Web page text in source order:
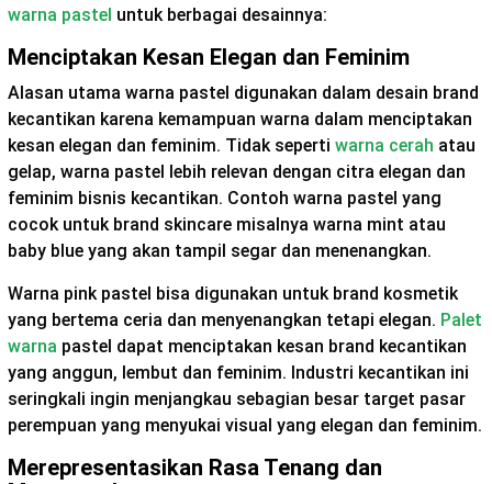
warna pastel untuk berbagai desainnya:
Menciptakan Kesan Elegan dan Feminim
Alasan utama warna pastel digunakan dalam desain brand
kecantikan karena kemampuan warna dalam menciptakan
kesan elegan dan feminim. Tidak seperti warna cerah atau
gelap, warna pastel lebih relevan dengan citra elegan dan
feminim bisnis kecantikan. Contoh warna pastel yang
cocok untuk brand skincare misalnya warna mint atau
baby blue yang akan tampil segar dan menenangkan.
Warna pink pastel bisa digunakan untuk brand kosmetik
yang bertema ceria dan menyenangkan tetapi elegan. Palet
warna pastel dapat menciptakan kesan brand kecantikan
yang anggun, lembut dan feminim. Industri kecantikan ini
seringkali ingin menjangkau sebagian besar target pasar
perempuan yang menyukai visual yang elegan dan feminim.
Merepresentasikan Rasa Tenang dan